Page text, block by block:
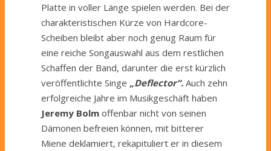
Platte in voller Länge spielen werden. Bei der
charakteristischen Kürze von Hardcore-
Scheiben bleibt aber noch genug Raum für
eine reiche Songauswahl aus dem restlichen
Schaffen der Band, darunter die erst kürzlich
veröffentlichte Singe „Deflector“. Auch zehn
erfolgreiche Jahre im Musikgeschäft haben
Jeremy Bolm offenbar nicht von seinen
Dämonen befreien können, mit bitterer
Miene deklamiert, rekapituliert er in diesem